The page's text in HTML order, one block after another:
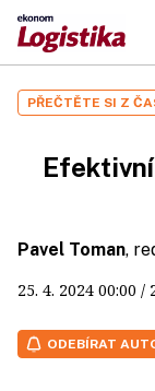
PŘEČTĚTE SI Z
Pavel Toman,
25. 4. 2024 00:00 /
ODEBÍRAT